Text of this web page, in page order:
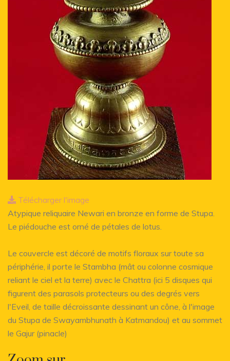
Télécharger l'image
Atypique reliquaire Newari en bronze en forme de Stupa.
Le piédouche est orné de pétales de lotus.
Le couvercle est décoré de motifs floraux sur toute sa
périphérie, il porte le Stambha (mât ou colonne cosmique
reliant le ciel et la terre) avec le Chattra (ici 5 disques qui
figurent des parasols protecteurs ou des degrés vers
l'Eveil, de taille décroissante dessinant un cône, à l'image
du Stupa de Swayambhunath à Katmandou) et au sommet
le Gajur (pinacle)